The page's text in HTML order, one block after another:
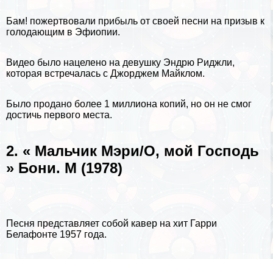
Бам! пожертвовали прибыль от своей песни на призыв к
голодающим в Эфиопии.
Видео было нацелено на дeвyшку Эндрю Риджли,
которая встречалась с Джорджем Майклом.
Было продано более 1 миллиона копий, но он не смог
достичь первого места.
2. « Мальчик Мэри/О, мой Господь
» Бони. М (1978)
Песня представляет собой кавер на хит Гарри
Белафонте 1957 года.